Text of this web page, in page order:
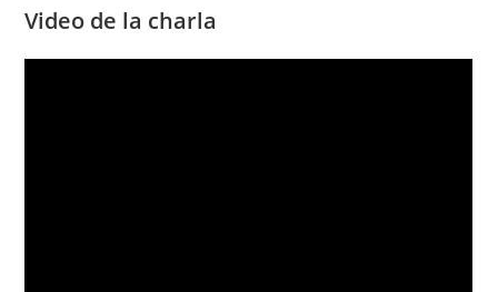
Video de la charla